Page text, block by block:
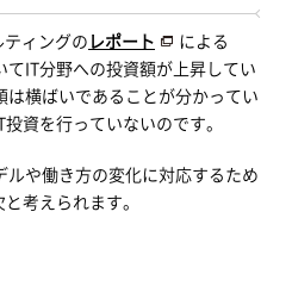
ィングの レポート
による
IT分野への投資額が上昇してい
は横ばいであることが分かってい
資を行っていないのです。
ルや働き方の変化に対応するため
考えられます。